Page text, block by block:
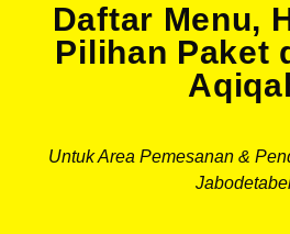
Daftar Menu,
Pilihan Paket
Untuk Area Pemesanan &